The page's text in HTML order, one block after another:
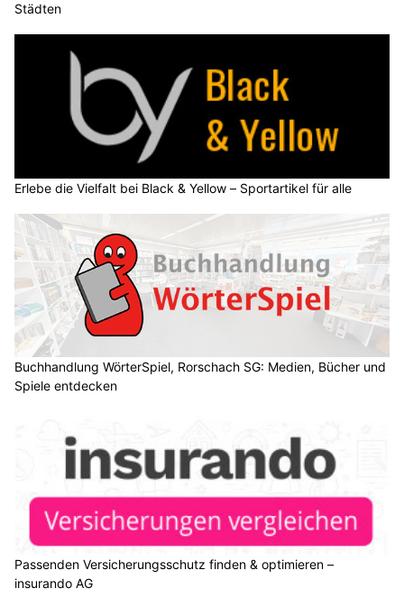
Städten
Erlebe die Vielfalt bei Black & Yellow – Sportartikel für alle
Buchhandlung WörterSpiel, Rorschach SG: Medien, Bücher und
Spiele entdecken
Passenden Versicherungsschutz finden & optimieren –
insurando AG